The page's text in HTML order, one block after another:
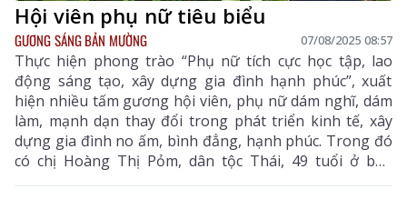
Hội viên phụ nữ tiêu biểu
GƯƠNG SÁNG BẢN MƯỜNG 07/08/2025 08:57
Thực hiện phong trào “Phụ nữ tích cực học tập, lao
động sáng tạo, xây dựng gia đình hạnh phúc”, xuất
hiện nhiều tấm gương hội viên, phụ nữ dám nghĩ, dám
làm, mạnh dạn thay đổi trong phát triển kinh tế, xây
dựng gia đình no ấm, bình đẳng, hạnh phúc. Trong đó
có chị Hoàng Thị Pỏm, dân tộc Thái, 49 tuổi ở bản
Phiêng Đanh (xã Phong Thổ).